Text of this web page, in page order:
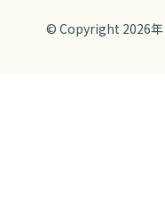
© Copyright 2026年